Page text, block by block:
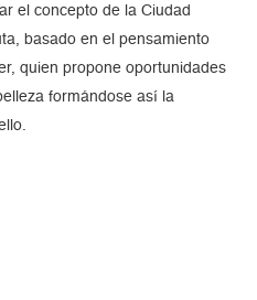
el concepto de la Ciudad
basado en el pensamiento
quien propone oportunidades
formándose así la